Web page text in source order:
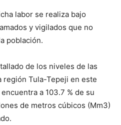
labor se realiza bajo
y vigilados que no
población.
de los niveles de las
región Tula-Tepeji en este
a 103.7 % de su
de metros cúbicos (Mm3)